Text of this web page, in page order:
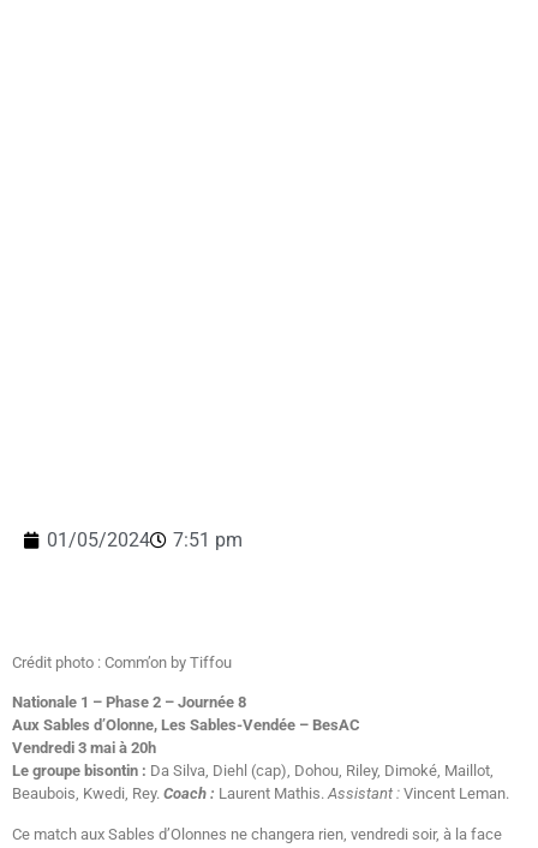
01/05/2024 7:51 pm
Crédit photo : Comm’on by Tiffou
Nationale 1 – Phase 2 – Journée 8
Aux Sables d’Olonne, Les Sables-Vendée – BesAC
Vendredi 3 mai à 20h
Le groupe bisontin : Da Silva, Diehl (cap), Dohou, Riley, Dimoké, Maillot,
Beaubois, Kwedi, Rey. Coach : Laurent Mathis.Assistant : Vincent Leman.
Ce match aux Sables d’Olonnes ne changera rien, vendredi soir, à la face